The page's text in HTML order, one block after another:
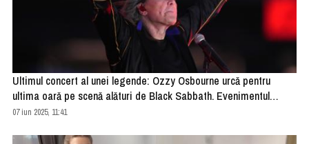
Ultimul concert al unei legende: Ozzy Osbourne urcă pentru
ultima oară pe scenă alături de Black Sabbath. Evenimentul
istoric va fi transmis online
07 iun 2025, 11:41